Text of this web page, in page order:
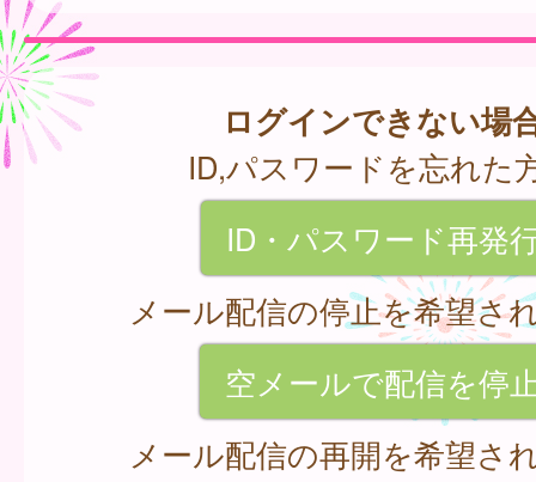
ログインできない場
ID,パスワードを忘れた
ID・パスワード再発
メール配信の停止を希望さ
空メールで配信を停
メール配信の再開を希望さ